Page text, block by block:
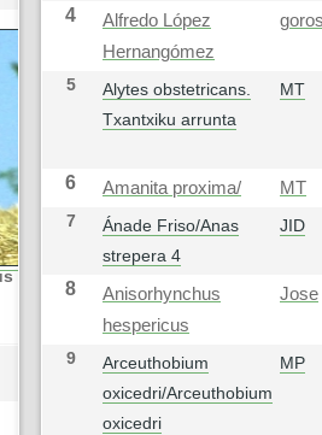
4
Alfredo López
Hernangómez
5
Alytes obstetricans.
Txantxiku arrunta
MT
6 Amanita proxima/
MT
7
Ánade Friso/Anas
strepera 4
JID
8
Anisorhynchus
hespericus
Jose
9
Arceuthobium
oxicedri/Arceuthobium
oxicedri
MP